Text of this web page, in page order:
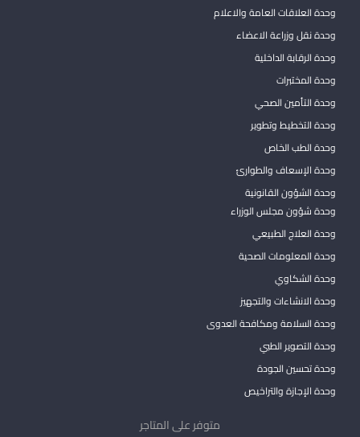
وحدة العلاقات العامة والاعلام
وحدة نقل وزراعة الاعضاء
وحدة الرقابة الداخلية
وحدة المختبرات
وحدة التأمين الصحي
وحدة التخطيط وتطوير
وحدة الطب الخاص
وحدة الإسعاف والطوارئ
وحدة الشؤون القانونية
وحدة شؤون مجلس الوزراء
وحدة العلاج الطبيعي
وحدة المعلومات الصحية
وحدة الشكاوي
وحدة الانشاءات والتجهيز
وحدة السلامة ومكافحة العدوى
وحدة التصوير الطبي
وحدة تحسين الجودة
وحدة الإجازة والتراخيص
متوفر على المتاجر